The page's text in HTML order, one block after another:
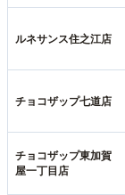
ルネサンス住之江店
チョコザップ七道店
チョコザップ東加賀
屋一丁目店